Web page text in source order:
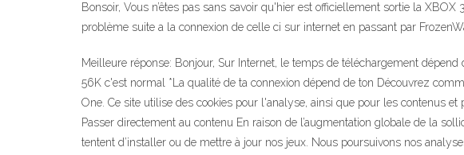
Bonsoir, Vous n’êtes pas sans savoir qu'hier est officiellement sortie la
problème suite a la connexion de celle ci sur internet en passant par
Meilleure réponse: Bonjour, Sur Internet, le temps de téléchargement
56K c'est normal *La qualité de ta connexion dépend de ton Découvrez
One. Ce site utilise des cookies pour l'analyse, ainsi que pour les contenus
Passer directement au contenu En raison de l’augmentation globale de la
tentent d’installer ou de mettre à jour nos jeux. Nous poursuivons nos